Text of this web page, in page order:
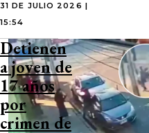
31 DE JULIO 2026 |
15:54
Detienen
a joven de
17 años
por
crimen de